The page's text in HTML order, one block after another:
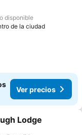
disponible
de la ciudad
Ver precios
favoritos
Lodge